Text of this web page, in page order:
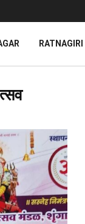
RATNAGIRI